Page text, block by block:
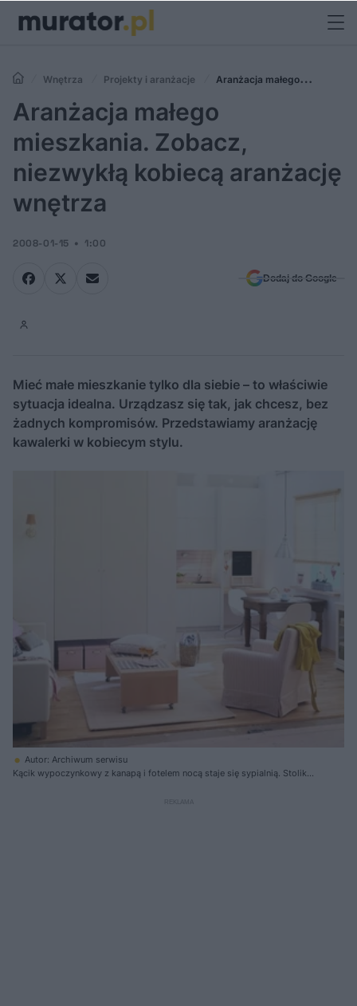
Wnętrza Projekty i aranżacje
Aranżacja małego
mieszkania. Zobacz, niezwykłą kobiecą aranżację wnętrza
Aranżacja małego
mieszkania. Zobacz,
niezwykłą kobiecą aranżację
wnętrza
2008-01-15 1:00
Dodaj do Google
Mieć małe mieszkanie tylko dla siebie – to właściwie
sytuacja idealna. Urządzasz się tak, jak chcesz, bez
żadnych kompromisów. Przedstawiamy aranżację
kawalerki w kobiecym stylu.
Autor: Archiwum serwisu
Kącik wypoczynkowy z kanapą i fotelem nocą staje się sypialnią. Stolik
miejsce na środku pokoju i pozwala na rozłożenie kanapy.